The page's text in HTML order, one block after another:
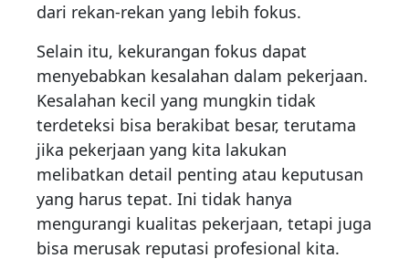
dari rekan-rekan yang lebih fokus.
Selain itu, kekurangan fokus dapat
menyebabkan kesalahan dalam pekerjaan.
Kesalahan kecil yang mungkin tidak
terdeteksi bisa berakibat besar, terutama
jika pekerjaan yang kita lakukan
melibatkan detail penting atau keputusan
yang harus tepat. Ini tidak hanya
mengurangi kualitas pekerjaan, tetapi juga
bisa merusak reputasi profesional kita.